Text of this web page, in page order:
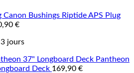
Riptide APS Plug
€
3 jours
Pantheon
Deck 169,90 €